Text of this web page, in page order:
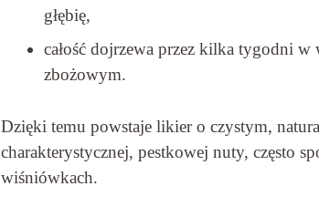
głębię,
całość dojrzewa przez kilka tygodni
zbożowym.
Dzięki temu powstaje likier o czystym,
charakterystycznej, pestkowej nuty, często
wiśniówkach.